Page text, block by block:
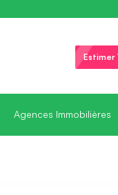
Estimer
Agences Immobilières